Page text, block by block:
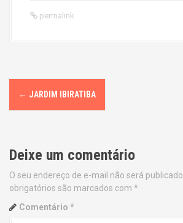
permalink
P
o
t
n
a
← JARDIM IBIRATIBA
Deixe um comentário
O seu endereço de e-mail não será publicado.
obrigatórios são marcados com *
Comentário *